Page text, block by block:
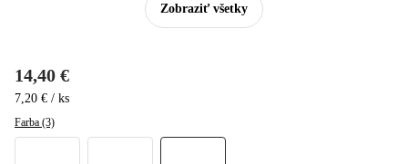
Zobraziť všetky
14,40 €
7,20 € / ks
Farba (3)